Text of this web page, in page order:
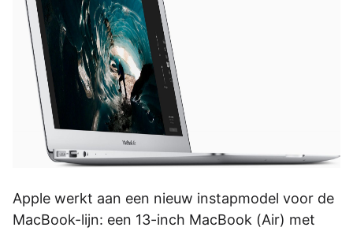
Apple werkt aan een nieuw instapmodel voor de
MacBook-lijn: een 13-inch MacBook (Air) met